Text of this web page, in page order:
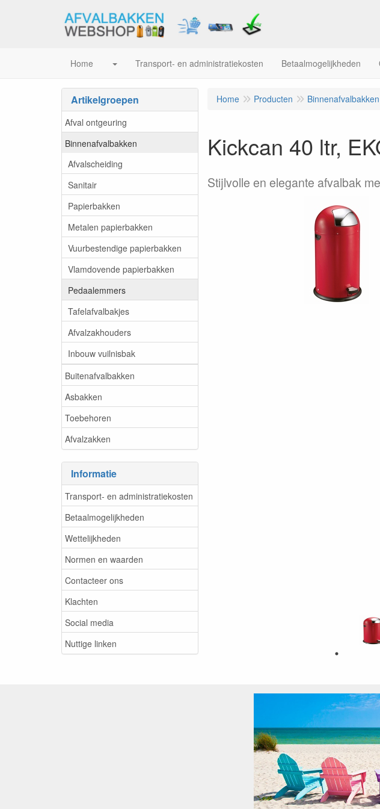
Home Transport- en administratiekosten Betaalmogelijkheden
Artikelgroepen
Afval ontgeuring
Binnenafvalbakken
Afvalscheiding
Sanitair
Papierbakken
Metalen papierbakken
Vuurbestendige papierbakken
Vlamdovende papierbakken
Pedaalemmers
Tafelafvalbakjes
Afvalzakhouders
Inbouw vuilnisbak
Buitenafvalbakken
Asbakken
Toebehoren
Afvalzakken
Informatie
Transport- en administratiekosten
Betaalmogelijkheden
Wettelijkheden
Normen en waarden
Contacteer ons
Klachten
Social media
Nuttige linken
Home Producten Binnenafvalbakken
Kickcan 40 ltr,
Stijlvolle en elegante afvalbak